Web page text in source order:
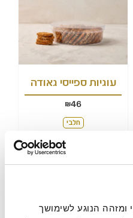
עוגיות ספייסי גאודה
46
₪
חלבי
הוסף לסל